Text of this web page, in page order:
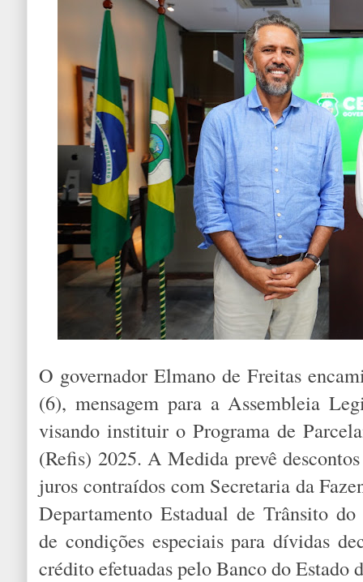
O governador Elmano de Freitas
(6), mensagem para a Assembleia
visando instituir o Programa de
(Refis) 2025. A Medida prevê
juros contraídos com Secretaria da
Departamento Estadual de Trânsito
de condições especiais para dívidas
crédito efetuadas pelo Banco do Estado